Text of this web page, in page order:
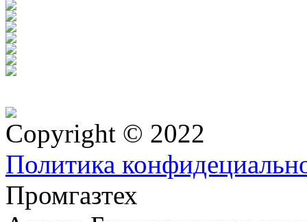
Copyright © 2022
Политика
Промгазтех